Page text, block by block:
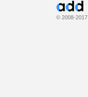
© 2008-2017